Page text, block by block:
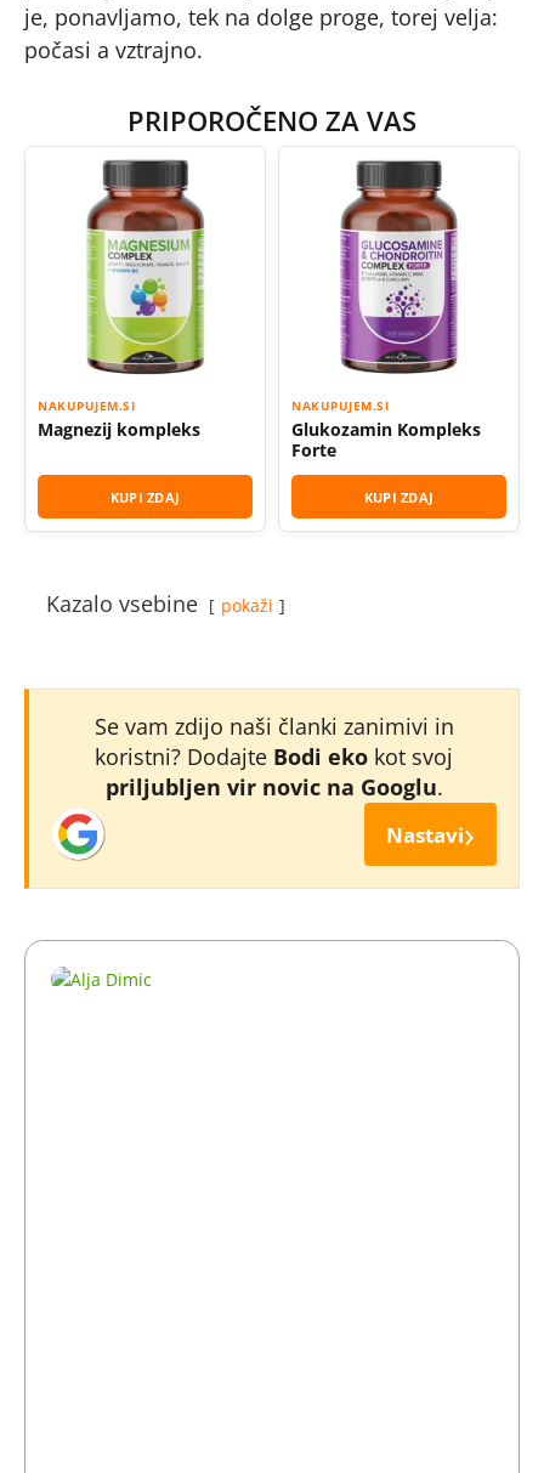
je, ponavljamo, tek na dolge proge, torej velja:
počasi a vztrajno.
PRIPOROČENO ZA VAS
NAKUPUJEM.SI
Magnezij kompleks
KUPI ZDAJ
NAKUPUJEM.SI
Glukozamin Kompleks
Forte
KUPI ZDAJ
Kazalo vsebine pokaži
Se vam zdijo naši članki zanimivi in
koristni? Dodajte Bodi eko kot svoj
priljubljen vir novic na Googlu.
Nastavi›